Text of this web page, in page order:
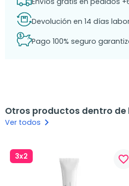
Devolución en 14 días
Pago 100% seguro
Otros productos dentro
Ver todos keyboard_arrow_right
3x2 favorite_border